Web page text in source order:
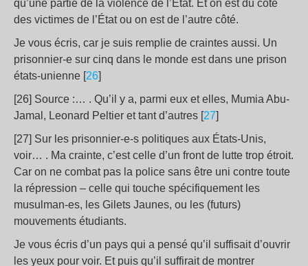
qu’une partie de la violence de l’État. Et on est du côté
des victimes de l’État ou on est de l’autre côté.
Je vous écris, car je suis remplie de craintes aussi. Un
prisonnier-e sur cinq dans le monde est dans une prison
états-unienne [26]
[26] Source :… . Qu’il y a, parmi eux et elles, Mumia Abu-
Jamal, Leonard Peltier et tant d’autres [27]
[27] Sur les prisonnier-e-s politiques aux États-Unis,
voir… . Ma crainte, c’est celle d’un front de lutte trop étroit.
Car on ne combat pas la police sans être uni contre toute
la répression – celle qui touche spécifiquement les
musulman-es, les Gilets Jaunes, ou les (futurs)
mouvements étudiants.
Je vous écris d’un pays qui a pensé qu’il suffisait d’ouvrir
les yeux pour voir. Et puis qu’il suffirait de montrer